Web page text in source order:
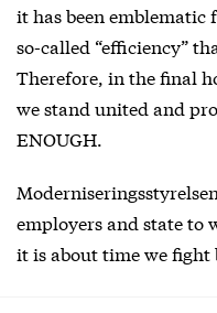
it has been
so-called “efficiency”
Therefore, in the final
we stand united and
ENOUGH.
employers and state to
it is about time we fight